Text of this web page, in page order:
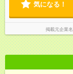
気になる！
掲載元企業名